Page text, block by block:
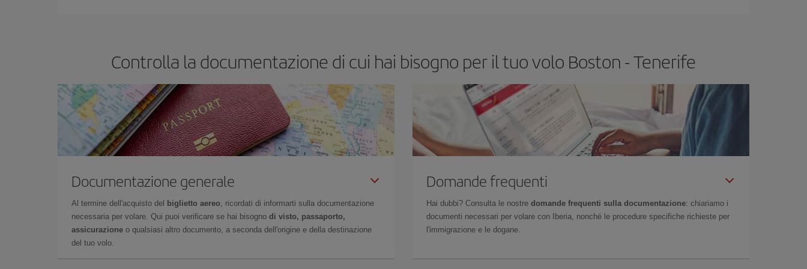
Controlla la documentazione di cui hai bisogno per il tuo volo Boston - Tenerife
Documentazione generale
Al termine dell'acquisto del biglietto aereo, ricordati di informarti sulla documentazione
necessaria per volare. Qui puoi verificare se hai bisogno di visto, passaporto,
assicurazione o qualsiasi altro documento, a seconda dell'origine e della destinazione
del tuo volo.
Domande frequenti
Hai dubbi? Consulta le nostre domande frequenti sulla documentazione: chiariamo i
documenti necessari per volare con Iberia, nonché le procedure specifiche richieste per
l'immigrazione e le dogane.